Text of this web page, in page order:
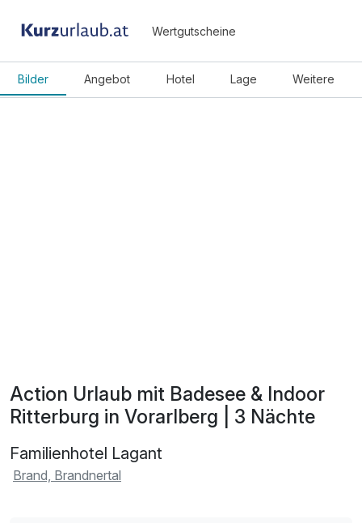
Wertgutscheine
Bilder Angebot Hotel Lage Weitere
Action Urlaub mit Badesee & Indoor
Ritterburg in Vorarlberg | 3 Nächte
Familienhotel Lagant
Brand, Brandnertal